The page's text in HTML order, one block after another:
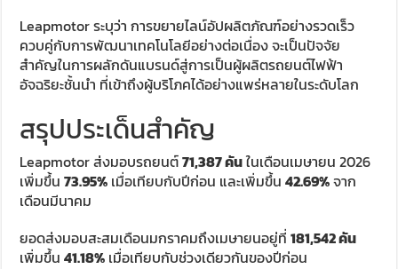
Leapmotor ระบุว่า การขยายไลน์อัปผลิตภัณฑ์อย่างรวดเร็ว
ควบคู่กับการพัฒนาเทคโนโลยีอย่างต่อเนื่อง จะเป็นปัจจัย
สำคัญในการผลักดันแบรนด์สู่การเป็นผู้ผลิตรถยนต์ไฟฟ้า
อัจฉริยะชั้นนำ ที่เข้าถึงผู้บริโภคได้อย่างแพร่หลายในระดับโลก
สรุปประเด็นสำคัญ
Leapmotor ส่งมอบรถยนต์71,387 คันในเดือนเมษายน 2026
เพิ่มขึ้น73.95% เมื่อเทียบกับปีก่อน และเพิ่มขึ้น42.69%จาก
เดือนมีนาคม
ยอดส่งมอบสะสมเดือนมกราคมถึงเมษายนอยู่ที่181,542 คัน
เพิ่มขึ้น41.18% เมื่อเทียบกับช่วงเดียวกันของปีก่อน